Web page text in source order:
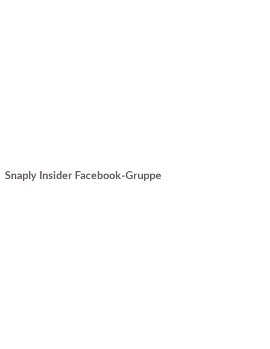
Snaply Insider Facebook-Gruppe